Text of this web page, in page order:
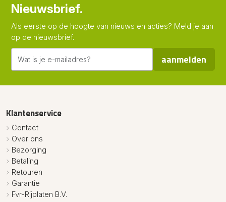
Nieuwsbrief.
Als eerste op de hoogte van nieuws en acties? Meld je aan
op de nieuwsbrief.
aanmelden
Klantenservice
Contact
Over ons
Bezorging
Betaling
Retouren
Garantie
Fvr-Rijplaten B.V.